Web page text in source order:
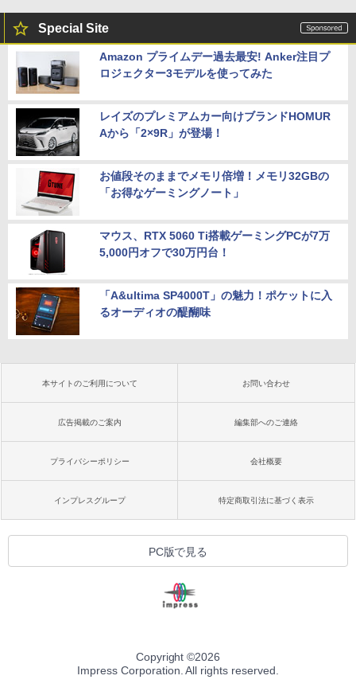
Special Site
Amazon プライムデー過去最安! Anker注目プ
ロジェクター3モデルを使ってみた
レイズのプレミアムカー向けブランドHOMUR
Aから「2×9R」が登場！
お値段そのままでメモリ倍増！メモリ32GBの
「お得なゲーミングノート」
マウス、RTX 5060 Ti搭載ゲーミングPCが7万
5,000円オフで30万円台！
「A&ultima SP4000T」の魅力！ポケットに入
るオーディオの醍醐味
本サイトのご利用について お問い合わせ
広告掲載のご案内 編集部へのご連絡
プライバシーポリシー 会社概要
インプレスグループ 特定商取引法に基づく表示
PC版で見る
Copyright ©2026
Impress Corporation. All rights reserved.